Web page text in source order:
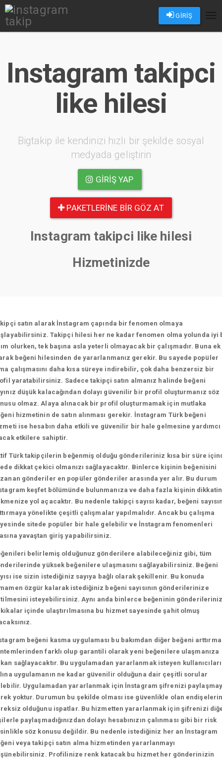
GİRİŞ
Instagram takipci
like hilesi
Bigtakip ile kendinizi hızlı bir şekilde sosyal
medyada geliştirin
GIRIŞ YAP
PAKETLERINE BIR GÖZ AT
Instagram takipci like hilesi
Hizmetinizde
satın alarak İnstagram çapında bir fenomen olmaya
Takipçi hilesi her ne kadar fenomen olma yolunda iyi
olurken, tek başına asla yeterli olmayacak bir çalışmadır. Buna ek
beğeni hilesinden de yararlanmanız gerekir. Bu sayede popüler
çalışmasını daha kısa süreye indirebilir, çok daha benzersiz bir
yaratabilirsiniz. Sadece takipçi satın almanız halinde beğeni
düşük kalacağından dolayı güvenilir bir profil oluşturmanız söz
olmaz. Alaya alınacak bir profil oluşturmamak için mutlaka
hizmetinin de satın alınması gerekir. İnstagram Türk beğeni
ise hesabın daha etkili ve güvenilir bir hale gelmesine yardımcı
etkilere sahiptir.
Türk takipçilerin beğenmiş olduğu gönderileriniz kısa bir süre
dikkat çekici olmanızı sağlayacaktır. Binlerce kişinin beğenisini
gönderiler en popüler gönderiler arasında yer alır. Bu durum
keşfet bölümünde bulunmanıza ve daha fazla kişinin
yol açacaktır. Bu nedenle takipçi sayısı kadar, beğeni
yönelikte çeşitli çalışmalar yapılmalıdır. Ancak bu çalışma
sitede popüler bir hale gelebilir ve İnstagram fenomenleri
yavaştan giriş yapabilirsiniz.
belirlemiş olduğunuz gönderilere alabileceğiniz gibi, tüm
yüksek beğenilere ulaşmasını sağlayabilirsiniz. Beğeni
ise sizin istediğiniz sayıya bağlı olarak şekillenir. Bu konuda
özgür kalarak istediğiniz beğeni sayısının gönderilerinize
isteyebilirsiniz. Aynı anda binlerce beğeninin
içinde ulaştırılmasına bu hizmet sayesinde şahit olmuş
beğeni kasma uygulaması bu bakımdan diğer beğeni arttırma
farklı olup garantili olarak yeni beğenilere ulaşmanıza
sağlayacaktır. Bu uygulamadan yararlanmak isteyen
uygulamanın ne kadar güvenilir olduğuna dair çeşitli sorular
Uygulamadan yararlanmak için İnstagram şifrenizi
yoktur. Durumun bu şekilde olması ise güvenlikle olan
olduğunu ispatlar. Bu hizmetten yararlanmak için şifrenizi
paylaşmadığınızdan dolayı hesabınızın çalınması gibi bir risk
söz konusu değildir. Bu nedenle istediğiniz her an İnstagram
veya takipçi satın alma hizmetinden yararlanmayı
Profilinize renk katacak bu hizmet her gönderinizin